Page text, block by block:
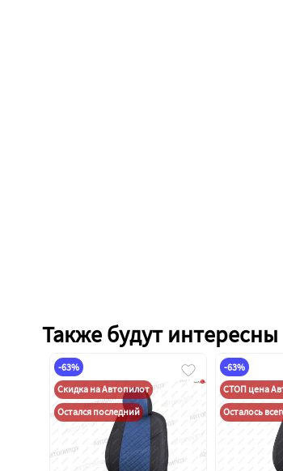
Также будут интересны
-63%
Скидка на Автопилот
Остался последний
-63%
СТОП цена
Осталось